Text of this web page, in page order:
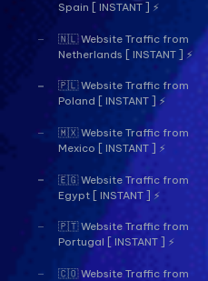
Spain [ INSTANT ] ⚡
🇳🇱 Website Traffic from
Netherlands [ INSTANT ] ⚡
🇵🇱 Website Traffic from
Poland [ INSTANT ] ⚡
🇲🇽 Website Traffic from
Mexico [ INSTANT ] ⚡
🇪🇬 Website Traffic from
Egypt [ INSTANT ] ⚡
🇵🇹 Website Traffic from
Portugal [ INSTANT ] ⚡
🇨🇴 Website Traffic from